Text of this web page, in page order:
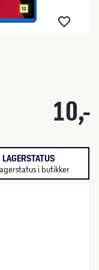
10,-
LAGERSTATUS
i butikker